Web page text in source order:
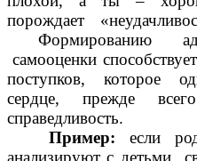
порождает
Формированию
самооценки
поступков, которое
сердце, прежде
справедливость.
Пример: если